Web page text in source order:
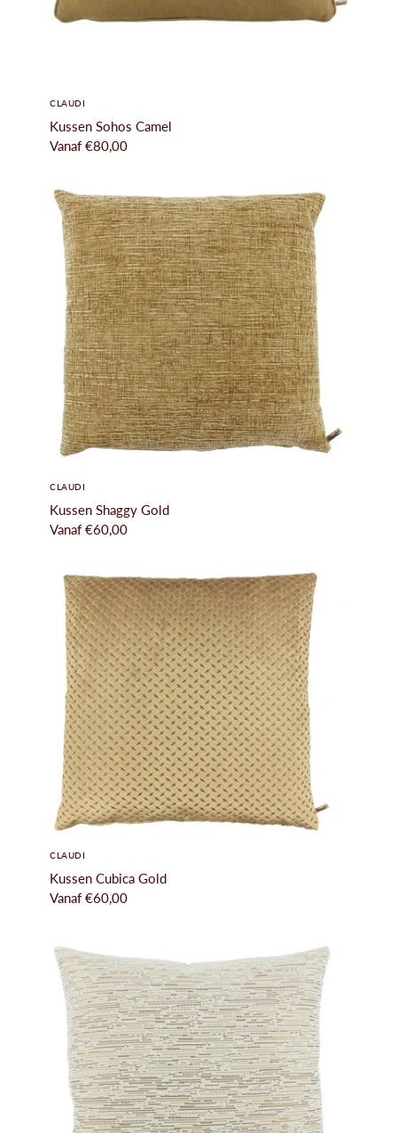
CLAUDI
Kussen Sohos Camel
Vanaf €80,00
CLAUDI
Kussen Shaggy Gold
Vanaf €60,00
CLAUDI
Kussen Cubica Gold
Vanaf €60,00